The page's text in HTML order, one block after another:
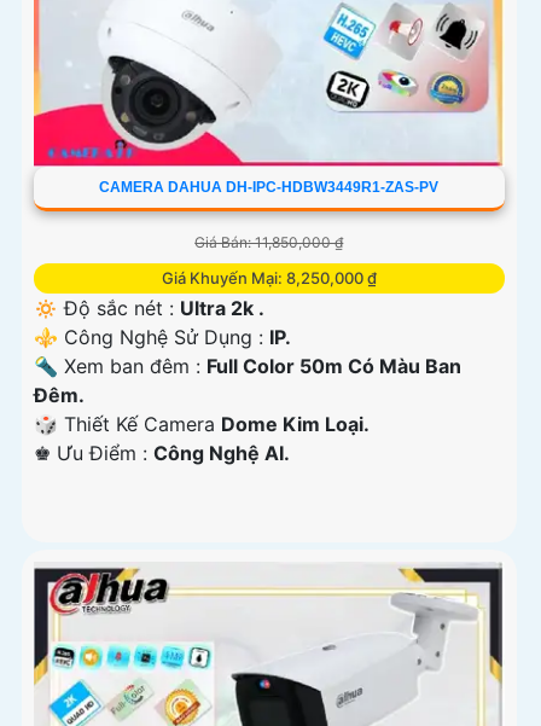
CAMERA DAHUA DH-IPC-HDBW3449R1-ZAS-PV
Giá Bán: 11,850,000 ₫
Giá Khuyến Mại: 8,250,000 ₫
🔅 Độ sắc nét : Ultra 2k .
⚜️ Công Nghệ Sử Dụng : IP.
🔦 Xem ban đêm : Full Color 50m Có Màu Ban
Đêm.
🎲 Thiết Kế Camera Dome Kim Loại.
️♚ Ưu Điểm : Công Nghệ AI.